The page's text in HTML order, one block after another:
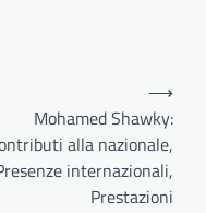
Mohamed Shawky:
alla nazionale,
internazionali,
Prestazioni
⟶